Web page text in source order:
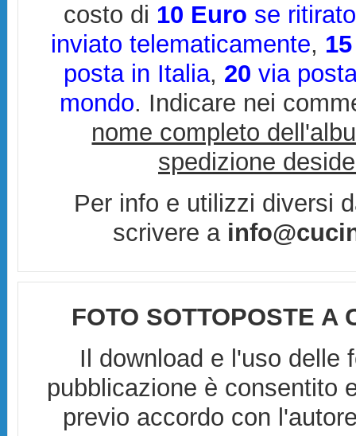
costo di 10 Euro se
inviato telematicamente, 15
posta in Italia, 20 via
mondo. Indicare nei
nome completo
spedizione
Per info e utilizzi diversi
scrivere a
FOTO SOTTOPOSTE A
Il download e l'uso delle
pubblicazione è consentito
previo accordo con